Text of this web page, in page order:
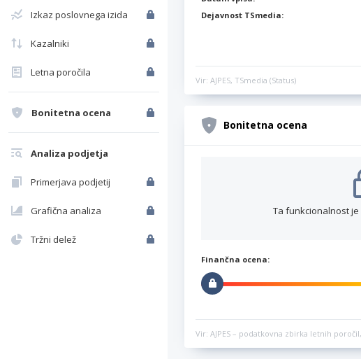
Izkaz poslovnega izida
Kazalniki
Letna poročila
Bonitetna ocena
Analiza podjetja
Primerjava podjetij
Grafična analiza
Tržni delež
Dejavnost TSmedia:
Vir: AJPES, TSmedia (Status)
Bonitetna ocena
Ta funkcionalnost
Finančna ocena:
Vir: AJPES – podatkovna zbirka letnih